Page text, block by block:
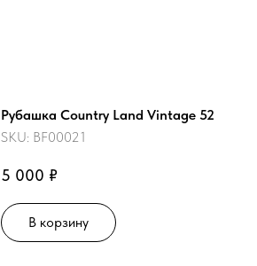
Рубашка Country Land Vintage 52
SKU: BF00021
5 000 ₽
В корзину